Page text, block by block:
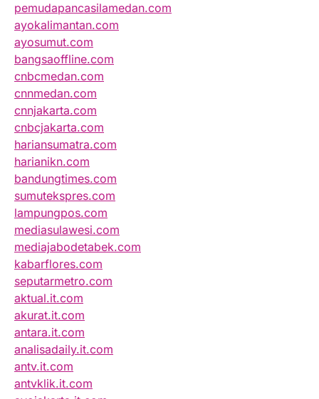
pemudapancasilamedan.com
ayokalimantan.com
ayosumut.com
bangsaoffline.com
cnbcmedan.com
cnnmedan.com
cnnjakarta.com
cnbcjakarta.com
hariansumatra.com
harianikn.com
bandungtimes.com
sumutekspres.com
lampungpos.com
mediasulawesi.com
mediajabodetabek.com
kabarflores.com
seputarmetro.com
aktual.it.com
akurat.it.com
antara.it.com
analisadaily.it.com
antv.it.com
antvklik.it.com